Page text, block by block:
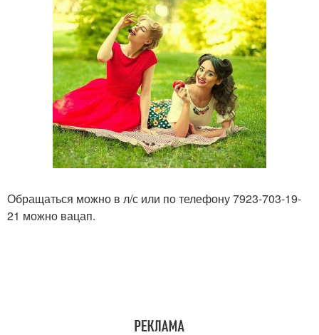
Обращаться можно в л/с или по телефону 7923-703-19-
21 можно вацап.